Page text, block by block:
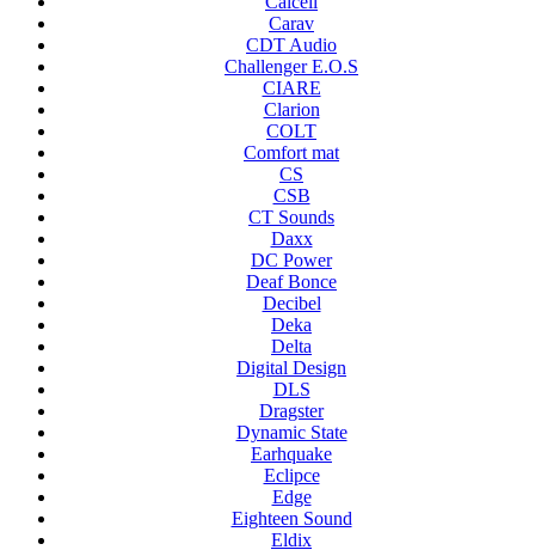
Carav
CDT Audio
Challenger E.O.S
CIARE
Clarion
COLT
Comfort mat
CS
CSB
CT Sounds
Daxx
DC Power
Deaf Bonce
Decibel
Deka
Delta
Digital Design
DLS
Dragster
Dynamic State
Earhquake
Eclipce
Edge
Eighteen Sound
Eldix